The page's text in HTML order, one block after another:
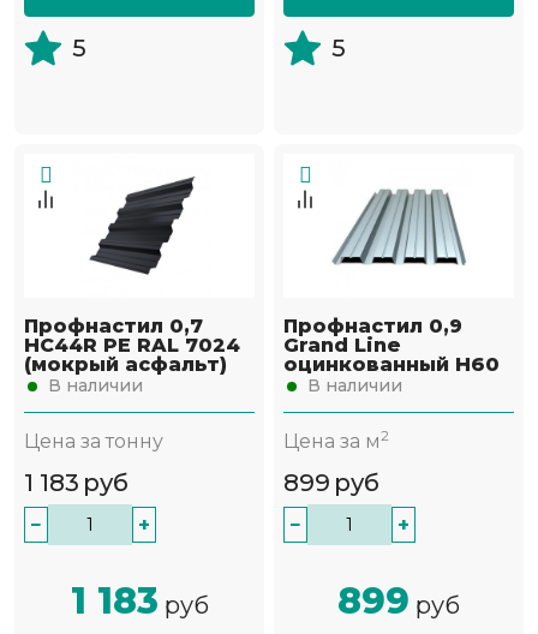
5 5
Профнастил 0,7
НС44R PE RAL 7024
(мокрый асфальт)
В наличии
Цена за тонну
1 183 руб
− +
1 183 руб
Профнастил 0,9
Grand Line
оцинкованный Н60
В наличии
Цена за м2
899 руб
− +
899 руб